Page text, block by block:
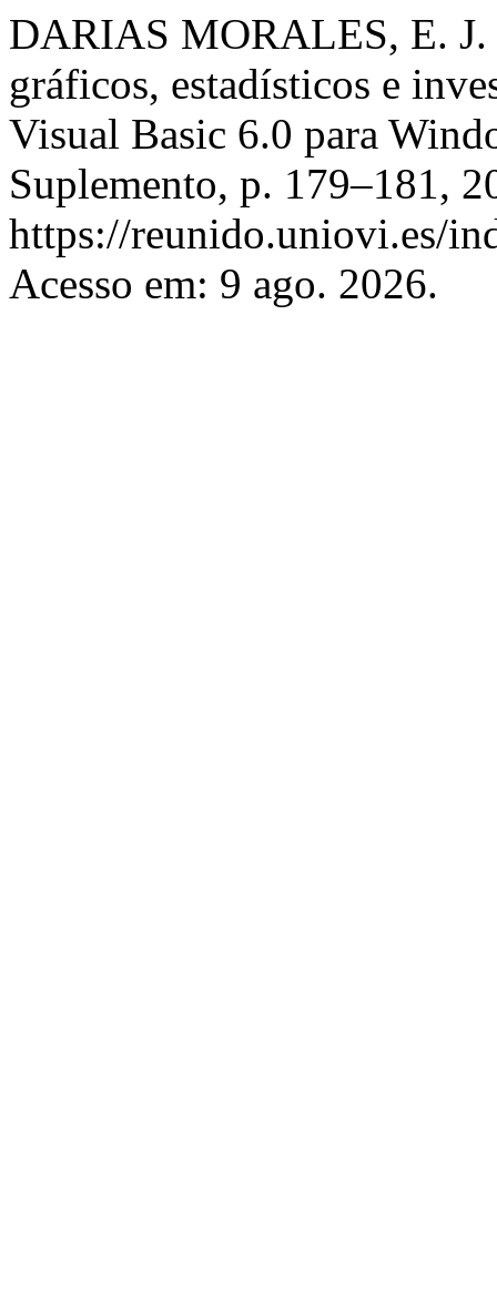
DARIAS MORALES, E. J.
gráficos, estadísticos e
Visual Basic 6.0 para
Suplemento, p. 179–181,
https://reunido.uniovi.es/
Acesso em: 9 ago. 2026.